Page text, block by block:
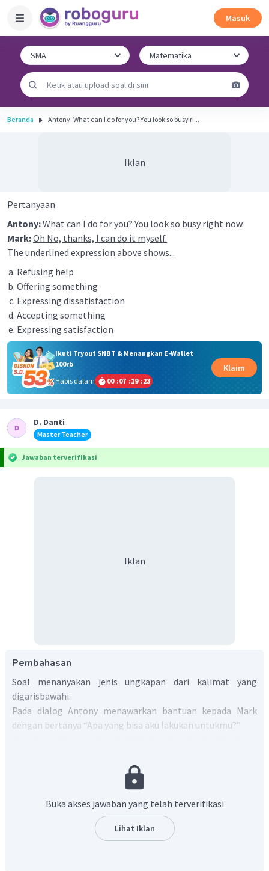
Masuk
Beranda Antony: What can I do for you? You look so busy ri...
Iklan
Pertanyaan
Antony:What can I do for you? You look so busy right now.
Mark:Oh No, thanks, I can do it myself.
The underlined expression above shows...
Refusing help
Offering something
Expressing dissatisfaction
Accepting something
Expressing satisfaction
Ikuti Tryout SNBT & Menangkan E-Wallet
100rb
Habis dalam
00 :07 :19 :23
Klaim
D. Danti
Master Teacher
Jawaban terverifikasi
Iklan
Pembahasan
Soal menanyakan jenis ungkapan dari kalimat yang
digarisbawahi.
Pada dialog Antony menawarkan bantuan kepada Mark
dengan bertanya “Apa yang bisa aku lakukan untukmu?”
Konteks kalimat Mark menunjukkan bahwa ia menolak
(refusing help).
Buka akses jawaban yang telah terverifikasi
Lihat Iklan